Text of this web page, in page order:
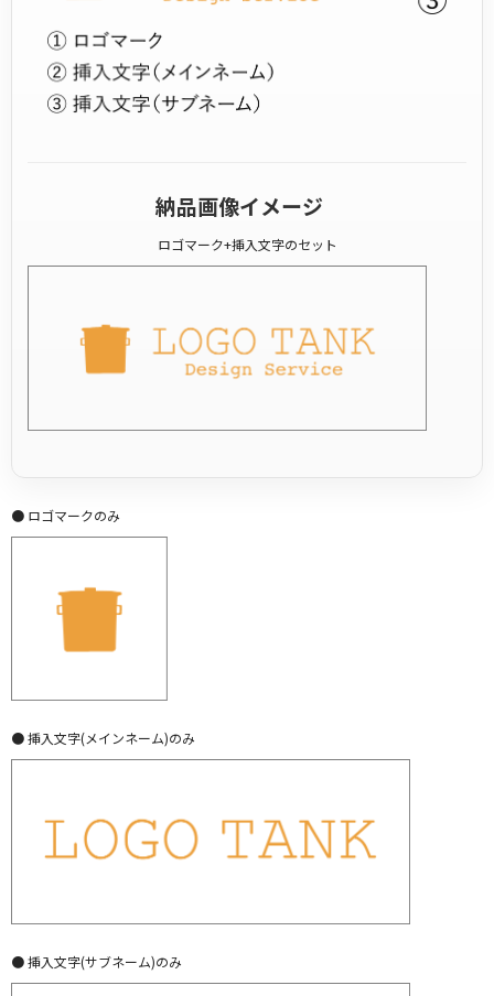
納品画像イメージ
ロゴマーク+挿入文字のセット
● ロゴマークのみ
● 挿入文字(メインネーム)のみ
● 挿入文字(サブネーム)のみ